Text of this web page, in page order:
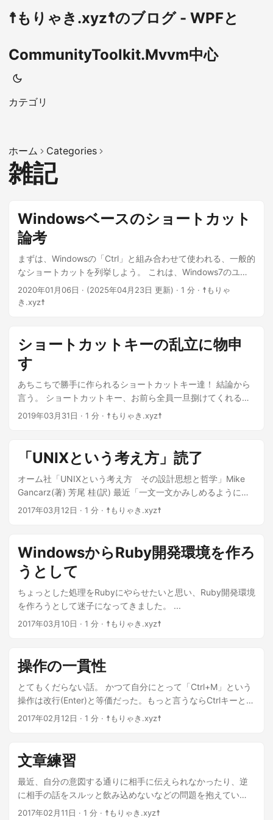
☨もりゃき.xyz☨のブログ - WPFと
CommunityToolkit.Mvvm中心
カテゴリ
ホーム Categories
雑記
Windowsベースのショートカット
論考
まずは、Windowsの「Ctrl」と組み合わせて使われる、一般的
なショートカットを列挙しよう。 これは、Windows7のユー
ザーエクスペリエンスガイドラインから抜粋したものとな
る。 ...
2020年01月06日 · (2025年04月23日 更新) · 1 分 · ☨もりゃ
き.xyz☨
ショートカットキーの乱立に物申
す
あちこちで勝手に作られるショートカットキー達！ 結論から
言う。 ショートカットキー、お前ら全員一旦捌けてくれる？
...
2019年03月31日 · 1 分 · ☨もりゃき.xyz☨
「UNIXという考え方」読了
オーム社「UNIXという考え方 その設計思想と哲学」Mike
Gancarz(著) 芳尾 桂(訳) 最近「一文一文かみしめるように読
む」傾向が強くなりすぎてたので、理解度は70%程度でもサ
2017年03月12日 · 1 分 · ☨もりゃき.xyz☨
WindowsからRuby開発環境を作ろ
うとして
ちょっとした処理をRubyにやらせたいと思い、Ruby開発環境
を作ろうとして迷子になってきました。 ...
2017年03月10日 · 1 分 · ☨もりゃき.xyz☨
操作の一貫性
とてもくだらない話。 かつて自分にとって「Ctrl+M」という
操作は改行(Enter)と等価だった。もっと言うならCtrlキーと組
み合わせた操作はホームポジションを崩さない高速操作の要
2017年02月12日 · 1 分 · ☨もりゃき.xyz☨
文章練習
最近、自分の意図する通りに相手に伝えられなかったり、逆
に相手の話をスルッと飲み込めないなどの問題を抱えてい
る。 ...
2017年02月11日 · 1 分 · ☨もりゃき.xyz☨